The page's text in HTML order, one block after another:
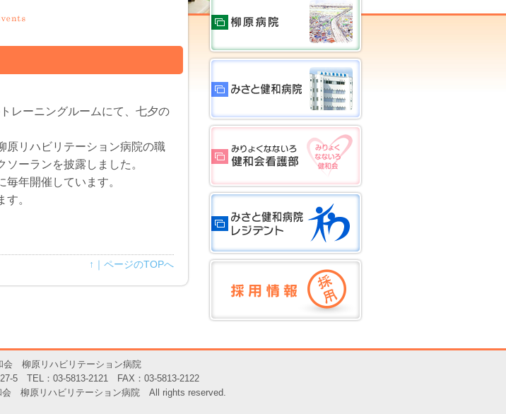
レーニングルームにて、七夕の
原リハビリテーション病院の職
ーランを披露しました。
年開催しています。
。
↑｜ページのTOPへ
柳原リハビリテーション病院
5 TEL：03-5813-2121 FAX：03-5813-2122
柳原リハビリテーション病院 All rights reserved.